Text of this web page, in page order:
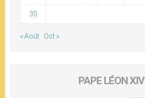
30
« Août Oct »
PAPE LÉON XIV